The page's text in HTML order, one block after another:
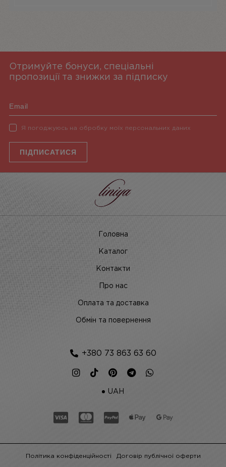
Отримуйте бонуси, спеціальні
пропозиції та знижки за підписку
Я погоджуюсь на обробку моїх персональних даних
ПІДПИСАТИСЯ
Головна
Каталог
Контакти
Про нас
Оплата та доставка
Обмін та повернення
+380 73 863 63 60
UAH
Політика конфіденційності Договір публічної оферти